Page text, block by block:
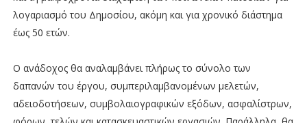
λογαριασμό του Δημοσίου, ακόμη και για χρονικό διάστημα
έως 50 ετών.
Ο ανάδοχος θα αναλαμβάνει πλήρως το σύνολο των
δαπανών του έργου, συμπεριλαμβανομένων μελετών,
αδειοδοτήσεων, συμβολαιογραφικών εξόδων, ασφαλίστρων,